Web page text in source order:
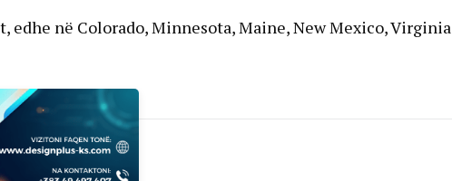
në Colorado, Minnesota, Maine, New Mexico, Virginia